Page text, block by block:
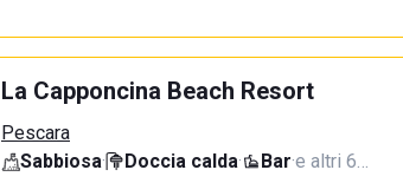
La Capponcina Beach Resort
Pescara
Sabbiosa· Doccia calda· Bar·e altri 6…